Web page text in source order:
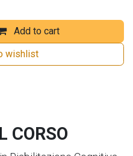
Add to cart
wishlist
CORSO